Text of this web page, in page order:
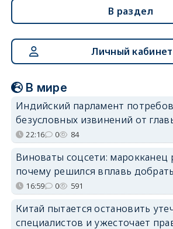
В раздел
Личный кабинет
В мире
Индийский парламент
безусловных извинений от
22:16 0 84
Виноваты соцсети: марокканец
почему решился вплавь
16:59 0 591
Китай пытается остановить
специалистов и ужесточает